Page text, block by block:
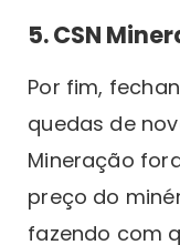
5. CSN
Por fim,
quedas de
Mineração
preço do
fazendo com